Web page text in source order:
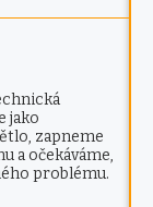
jako
zapneme
a očekáváme,
problému.